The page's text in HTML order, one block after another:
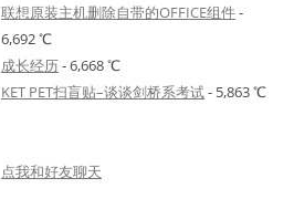
联想原装主机删除自带的OFFICE组件-
6,692 ℃
成长经历- 6,668 ℃
KET PET扫盲贴–谈谈剑桥系考试 - 5,863 ℃
点我和好友聊天